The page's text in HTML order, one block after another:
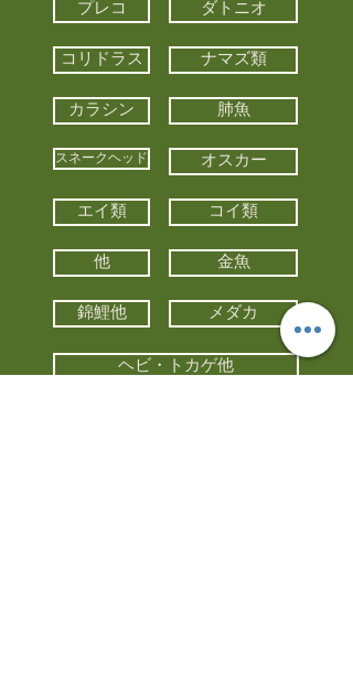
プレコ ダトニオ
コリドラス ナマズ類
カラシン 肺魚
スネークヘッド オスカー
エイ類 コイ類
他 金魚
錦鯉他 メダカ
ヘビ・トカゲ他